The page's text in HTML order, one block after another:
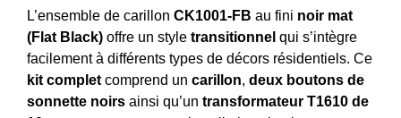
L’ensemble de carillon CK1001-FB au fini noir mat
(Flat Black) offre un style transitionnel qui s’intègre
facilement à différents types de décors résidentiels. Ce
kit complet comprend un carillon, deux boutons de
sonnette noirs ainsi qu’un transformateur T1610 de